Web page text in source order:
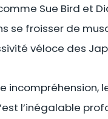
Sue Bird et
se froisser de
véloce des
incompréhension,
l’inégalable